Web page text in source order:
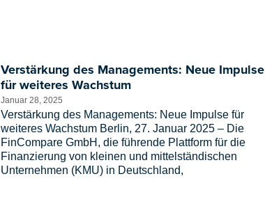
Verstärkung des Managements: Neue Impulse
für weiteres Wachstum
Januar 28, 2025
Verstärkung des Managements: Neue Impulse für
weiteres Wachstum Berlin, 27. Januar 2025 – Die
FinCompare GmbH, die führende Plattform für die
Finanzierung von kleinen und mittelständischen
Unternehmen (KMU) in Deutschland,